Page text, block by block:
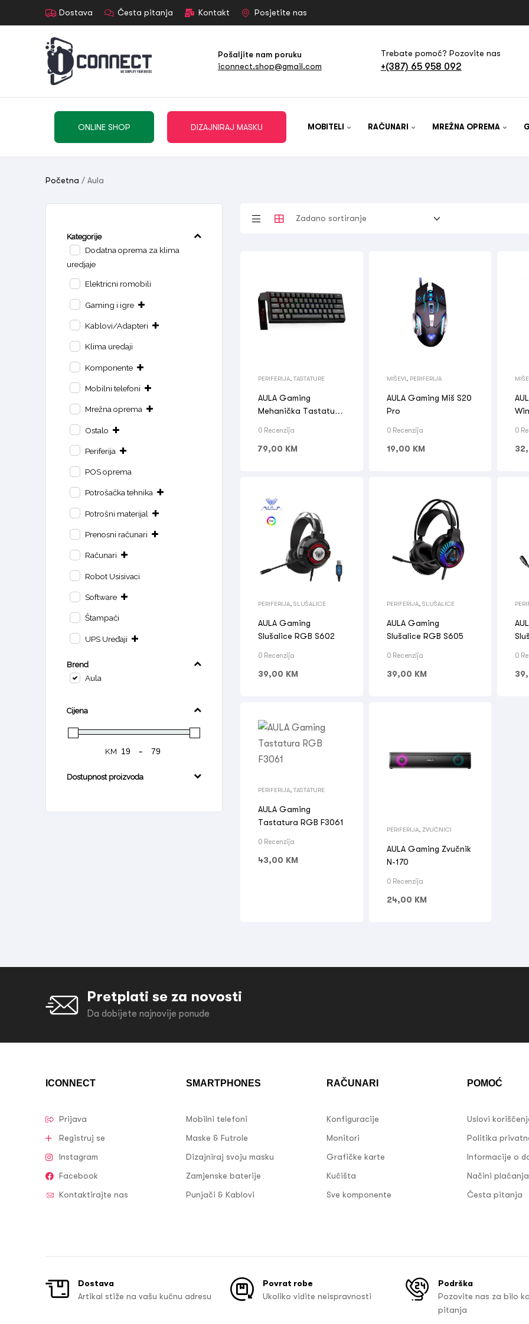
Dostava Česta pitanja Kontakt Posjetite nas
Pošaljite nam poruku
iconnect.shop@gmail.com
Trebate pomoć? Pozovite nas
+(387) 65 958 092
ONLINE SHOP DIZAJNIRAJ MASKU MOBITELI RAČUNARI MREŽNA OPREMA
Početna / Aula
PERIFERIJA TASTATURE
AULA Gaming
Mehanička Tastatura
0 Recenzija
79,00 KM
MIŠEVI PERIFERIJA
AULA Gaming Miš S20
Pro
0 Recenzija
19,00 KM
0
PERIFERIJA SLUŠALICE
AULA Gaming
Slušalice RGB S602
0 Recenzija
39,00 KM
PERIFERIJA, SLUŠALICE
AULA Gaming
Slušalice RGB S605
0 Recenzija
39,00 KM
0
PERIFERIJA TASTATURE
AULA Gaming
Tastatura RGB F3061
0 Recenzija
43,00 KM
PERIFERIJA, ZVUČNICI
AULA Gaming Zvučnik
N-170
0 Recenzija
24,00 KM
Kategorije
Dodatna oprema za klima
uredjaje
Elektricni romobili
Gaming i igre
Kablovi/Adapteri
Klima uredaji
Komponente
Mobilni telefoni
Mrežna oprema
Ostalo
Periferija
POS oprema
Potrošačka tehnika
Potrošni materijal
Prenosni računari
Računari
Robot Usisivaci
Software
Štampači
UPS Uređaji
Brend
Aula
Cijena
KM -
Dostupnost proizvoda
Pretplati se za novosti
Da dobijete najnovije ponude
ICONNECT
Prijava
Registruj se
Instagram
Facebook
Kontaktirajte nas
SMARTPHONES
Mobilni telefoni
Maske & Futrole
Dizajniraj svoju masku
Zamjenske baterije
Punjači & Kablovi
RAČUNARI
Konfiguracije
Monitori
Grafičke karte
Kućišta
Sve komponente
POMOĆ
Uslovi
Politika
Informacije o
Načini plaćanja
Česta pitanja
Dostava
Artikal stiže na vašu kućnu adresu
Povrat robe
Ukoliko vidite neispravnosti
Podrška
Pozovite nas za bilo
pitanja